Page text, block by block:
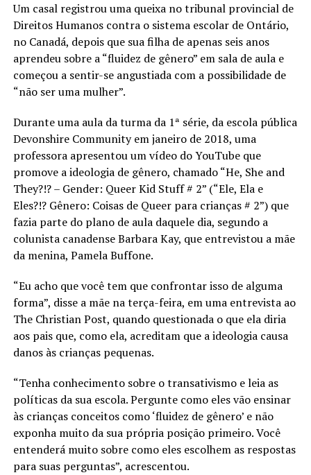
Um casal registrou uma queixa no tribunal provincial de
Direitos Humanos contra o sistema escolar de Ontário,
no Canadá, depois que sua filha de apenas seis anos
aprendeu sobre a “fluidez de gênero” em sala de aula e
começou a sentir-se angustiada com a possibilidade de
“não ser uma mulher”.
Durante uma aula da turma da 1ª série, da escola pública
Devonshire Community em janeiro de 2018, uma
professora apresentou um vídeo do YouTube que
promove a ideologia de gênero, chamado “He, She and
They?!? – Gender: Queer Kid Stuff # 2” (“Ele, Ela e
Eles?!? Gênero: Coisas de Queer para crianças # 2”) que
fazia parte do plano de aula daquele dia, segundo a
colunista canadense Barbara Kay, que entrevistou a mãe
da menina, Pamela Buffone.
“Eu acho que você tem que confrontar isso de alguma
forma”, disse a mãe na terça-feira, em uma entrevista ao
The Christian Post, quando questionada o que ela diria
aos pais que, como ela, acreditam que a ideologia causa
danos às crianças pequenas.
“Tenha conhecimento sobre o transativismo e leia as
políticas da sua escola. Pergunte como eles vão ensinar
às crianças conceitos como ‘fluidez de gênero’ e não
exponha muito da sua própria posição primeiro. Você
entenderá muito sobre como eles escolhem as respostas
para suas perguntas”, acrescentou.